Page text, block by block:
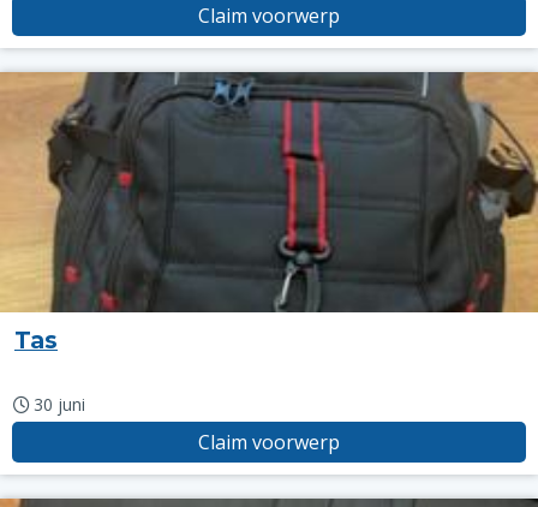
Claim voorwerp
Tas
30 juni
Claim voorwerp